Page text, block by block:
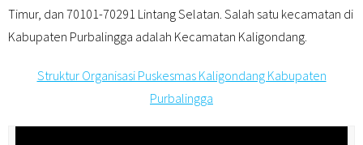
Timur, dan 70101-70291 Lintang Selatan. Salah satu kecamatan di
Kabupaten Purbalingga adalah Kecamatan Kaligondang.
Struktur Organisasi Puskesmas Kaligondang Kabupaten
Purbalingga